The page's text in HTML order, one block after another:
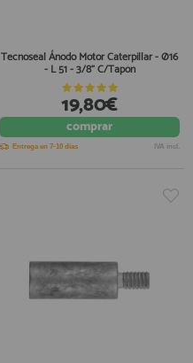
Tecnoseal Ánodo Motor Caterpillar - Ø16
- L 51 - 3/8" C/Tapón
19,80€
comprar
Entrega en 7-10 días IVA incl.